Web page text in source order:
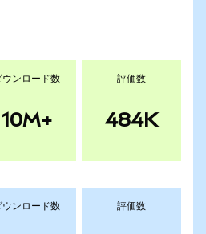
ウンロード数
10M+
評価数
484K
ウンロード数 評価数